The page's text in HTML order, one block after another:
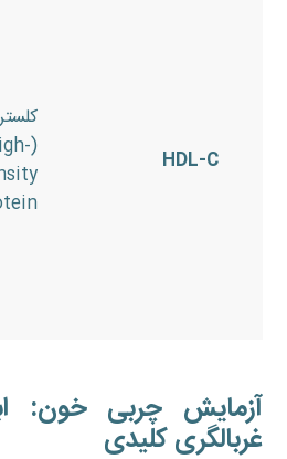
HDL-C
آزمایش چربی خون:
غربالگری کلیدی